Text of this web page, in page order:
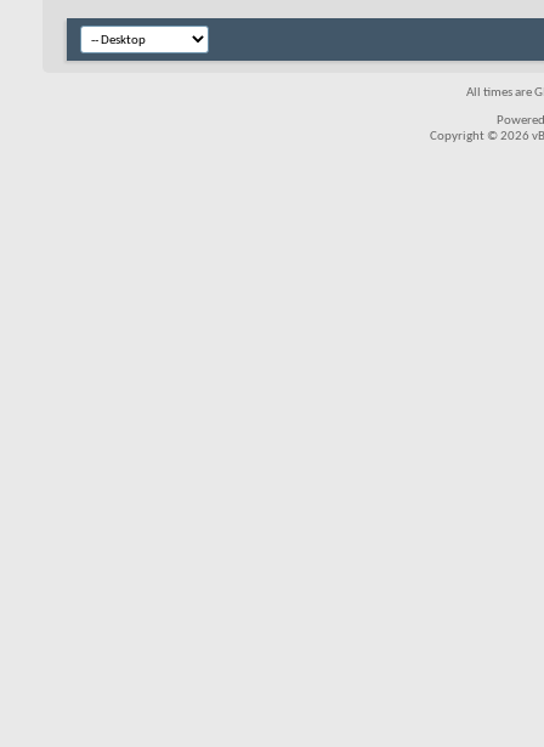
All times are
Copyright © 2026